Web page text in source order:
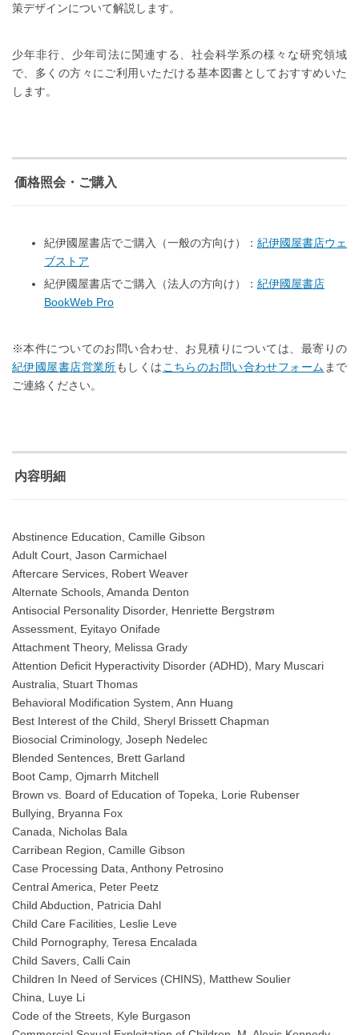
策デザインについて解説します。
少年非行、少年司法に関連する、社会科学系の様々な研究領域
で、多くの方々にご利用いただける基本図書としておすすめいた
します。
価格照会・ご購入
紀伊國屋書店でご購入（一般の方向け）： 紀伊國屋書店ウェ
ブストア
紀伊國屋書店でご購入（法人の方向け）： 紀伊國屋書店
BookWeb Pro
※本件についてのお問い合わせ、お見積りについては、最寄りの
紀伊國屋書店営業所もしくは こちらのお問い合わせフォーム まで
ご連絡ください。
内容明細
Abstinence Education, Camille Gibson
Adult Court, Jason Carmichael
Aftercare Services, Robert Weaver
Alternate Schools, Amanda Denton
Antisocial Personality Disorder, Henriette Bergstrøm
Assessment, Eyitayo Onifade
Attachment Theory, Melissa Grady
Attention Deficit Hyperactivity Disorder (ADHD), Mary Muscari
Australia, Stuart Thomas
Behavioral Modification System, Ann Huang
Best Interest of the Child, Sheryl Brissett Chapman
Biosocial Criminology, Joseph Nedelec
Blended Sentences, Brett Garland
Boot Camp, Ojmarrh Mitchell
Brown vs. Board of Education of Topeka, Lorie Rubenser
Bullying, Bryanna Fox
Canada, Nicholas Bala
Carribean Region, Camille Gibson
Case Processing Data, Anthony Petrosino
Central America, Peter Peetz
Child Abduction, Patricia Dahl
Child Care Facilities, Leslie Leve
Child Pornography, Teresa Encalada
Child Savers, Calli Cain
Children In Need of Services (CHINS), Matthew Soulier
China, Luye Li
Code of the Streets, Kyle Burgason